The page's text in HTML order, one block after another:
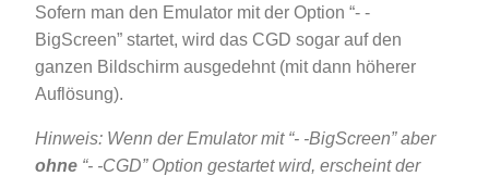
Sofern man den Emulator mit der Option “- -
BigScreen” startet, wird das CGD sogar auf den
ganzen Bildschirm ausgedehnt (mit dann höherer
Auflösung).
Hinweis: Wenn der Emulator mit “- -BigScreen” aber
ohne “- -CGD” Option gestartet wird, erscheint der